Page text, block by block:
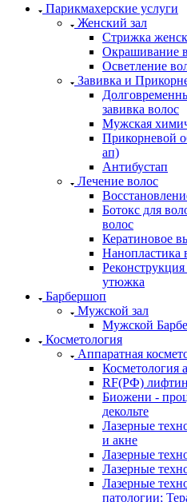
Парикмахерские услуги
Женский зал
Стрижка
Окрашивание
Осветление
Завивка и
завивка волос
Мужская
Прикорневой
ап)
Антибустап
Лечение волос
Бoтокс для
волос
Кератиновое
Нанопластика
утюжка
Барбершоп
Мужской зал
Мужской
Косметология
Аппаратная
Косметология
RF(РФ)
Биожени -
декольте
Лазерные
и акне
Лазерные
Лазерные
Лазерные
патологии;